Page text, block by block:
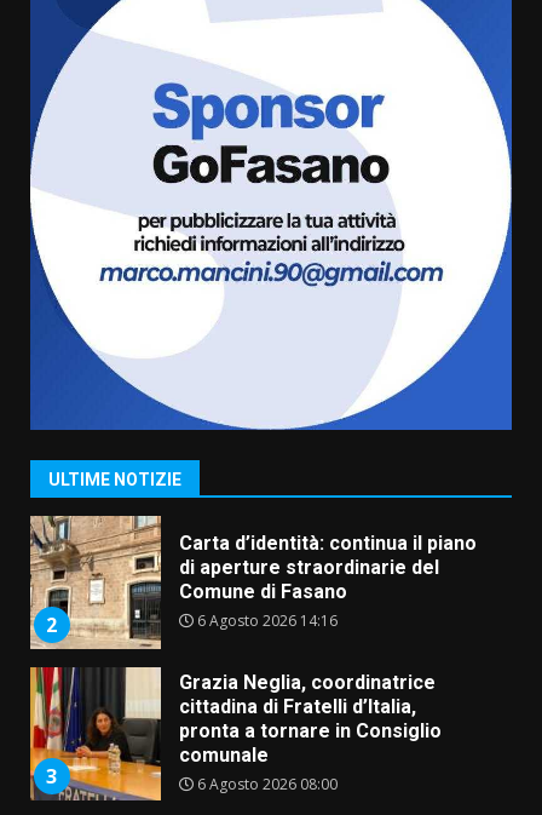
ULTIME NOTIZIE
6 Agosto 2026 06:15
Serie D, l’Us Fasano è escluso
dal campionato
5 Agosto 2026 17:30
Truffatori in azione nelle
frazioni fasanesi
5 Agosto 2026 11:03
1
Fasanese ferito a colpi di arma
da fuoco
6 Agosto 2026 18:13
2
Carta d’identità: continua il piano
di aperture straordinarie del
Comune di Fasano
6 Agosto 2026 14:16
3
Grazia Neglia, coordinatrice
cittadina di Fratelli d’Italia,
pronta a tornare in Consiglio
comunale
6 Agosto 2026 08:00